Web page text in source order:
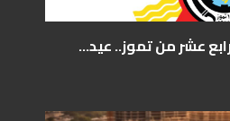
عشر من تموز.. عيد...